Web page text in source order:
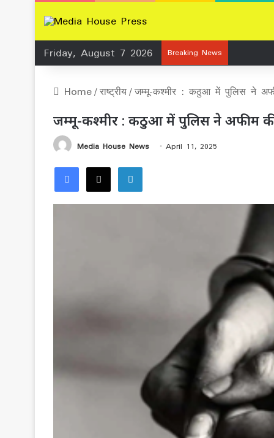
Friday, August 7 2026
Breaking News
Home/राष्ट्रीय/जम्मू-कश्मीर : कठुआ में पुलिस ने
जम्मू-कश्मीर : कठुआ में पुलिस ने अफीम की
Media House News April 11, 2025
Facebook
X LinkedIn